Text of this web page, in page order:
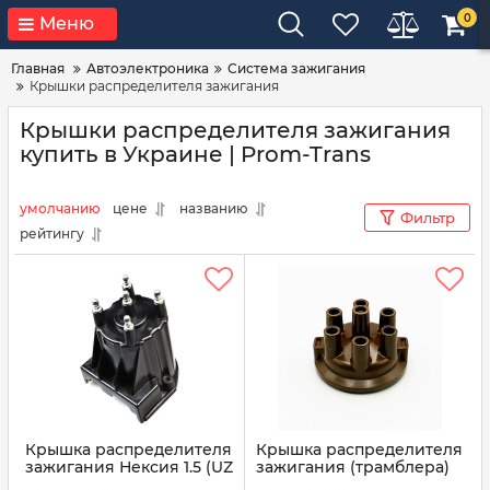
Меню 0
Главная Автоэлектроника
Система зажигания
Крышки распределителя зажигания
Крышки распределителя зажигания
купить в Украине | Prom-Trans
умолчанию цене
названию
рейтингу
Фильтр
Крышка распределителя
зажигания Нексия 1.5 (UZ
Крышка распределителя
зажигания (трамблера)